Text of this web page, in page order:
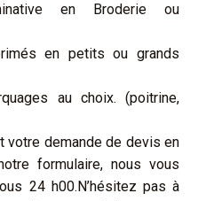
en Broderie ou
en petits ou grands
au choix. (poitrine,
votre demande de devis en
formulaire, nous vous
24 h00.N’hésitez pas à